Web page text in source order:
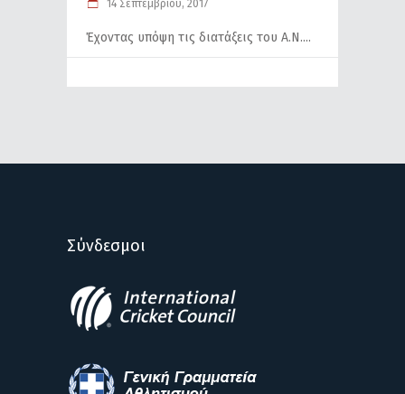
14 Σεπτεμβρίου, 2017
Έχοντας υπόψη τις διατάξεις του Α.Ν.
Σύνδεσμοι